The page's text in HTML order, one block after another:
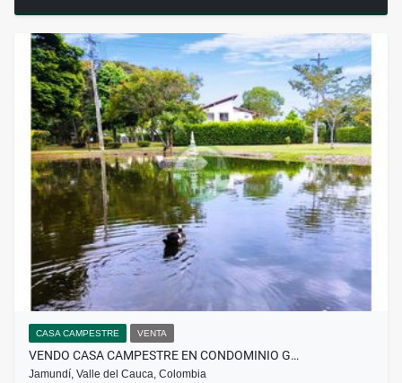
CASA CAMPESTRE VENTA
VENDO CASA CAMPESTRE EN CONDOMINIO G…
Jamundí, Valle del Cauca, Colombia